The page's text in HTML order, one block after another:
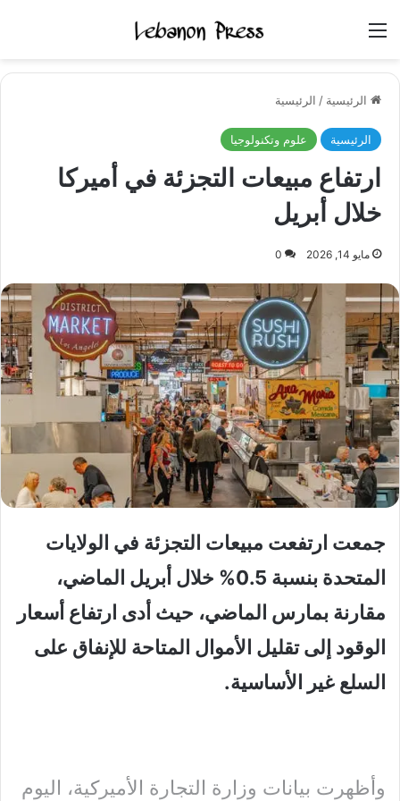
الرئيسية / الرئيسية
الرئيسية علوم وتكنولوجيا
ارتفاع مبيعات التجزئة في أميركا
خلال أبريل
مايو 14, 2026 0
جمعت ارتفعت مبيعات التجزئة في الولايات
المتحدة بنسبة 0.5% خلال أبريل الماضي،
مقارنة بمارس الماضي، حيث أدى ارتفاع أسعار
الوقود إلى تقليل الأموال المتاحة للإنفاق على
السلع غير الأساسية.
وأظهرت بيانات وزارة التجارة الأميركية، اليوم